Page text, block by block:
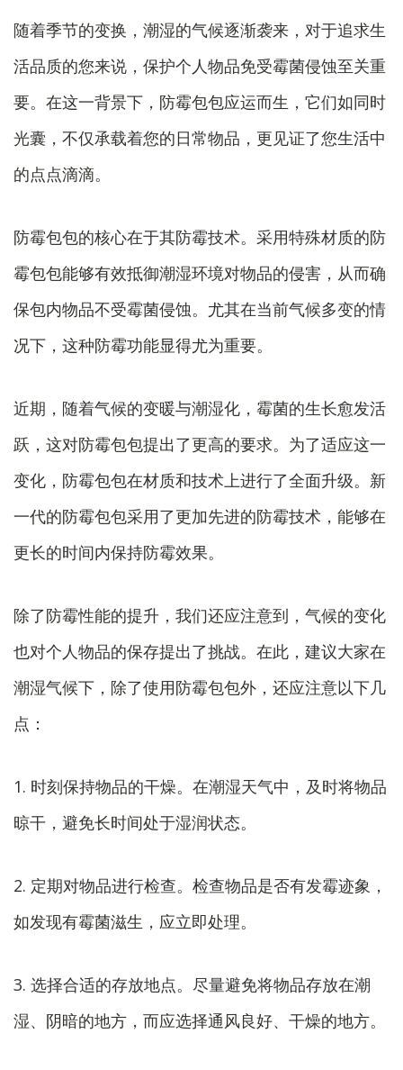
随着季节的变换，潮湿的气候逐渐袭来，对于追求生
活品质的您来说，保护个人物品免受霉菌侵蚀至关重
要。在这一背景下，防霉包包应运而生，它们如同时
光囊，不仅承载着您的日常物品，更见证了您生活中
的点点滴滴。
防霉包包的核心在于其防霉技术。采用特殊材质的防
霉包包能够有效抵御潮湿环境对物品的侵害，从而确
保包内物品不受霉菌侵蚀。尤其在当前气候多变的情
况下，这种防霉功能显得尤为重要。
近期，随着气候的变暖与潮湿化，霉菌的生长愈发活
跃，这对防霉包包提出了更高的要求。为了适应这一
变化，防霉包包在材质和技术上进行了全面升级。新
一代的防霉包包采用了更加先进的防霉技术，能够在
更长的时间内保持防霉效果。
除了防霉性能的提升，我们还应注意到，气候的变化
也对个人物品的保存提出了挑战。在此，建议大家在
潮湿气候下，除了使用防霉包包外，还应注意以下几
点：
1. 时刻保持物品的干燥。在潮湿天气中，及时将物品
晾干，避免长时间处于湿润状态。
2. 定期对物品进行检查。检查物品是否有发霉迹象，
如发现有霉菌滋生，应立即处理。
3. 选择合适的存放地点。尽量避免将物品存放在潮
湿、阴暗的地方，而应选择通风良好、干燥的地方。